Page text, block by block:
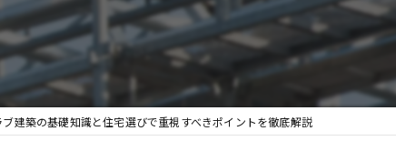
転職
ブ建築の基礎知識と住宅選びで重視すべきポイントを徹底解説